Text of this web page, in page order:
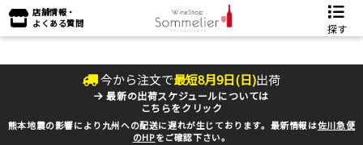
店舗情報・
よくある質問
探す
今から注文で最短8月9日(日)出荷
最新の出荷スケジュールについては
こちらをクリック
熊本地震の影響により九州への配送に遅れが生じております。最新情報は佐川急便
のHPをご確認下さい。